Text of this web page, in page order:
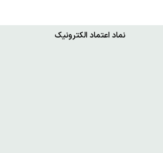
نماد اعتماد الکترونیک